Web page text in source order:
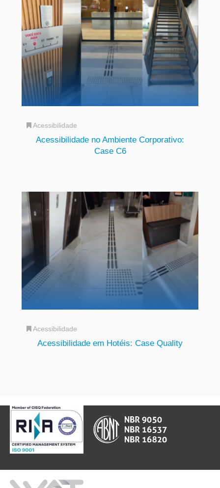
Acessibilidade
Acessibilidade no Ambiente Corporativo:
Case C6
Acessibilidade
Acessibilidade em Hotéis: Case Quality